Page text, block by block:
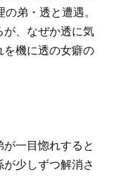
弟・透と遭遇。
が、なぜか透に気
を機に透の女癖の
一目惚れすると
少しずつ解消さ